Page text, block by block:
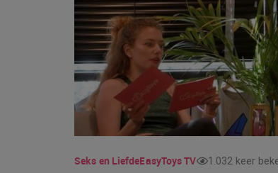
Seks en LiefdeEasyToys TV 1.032 keer